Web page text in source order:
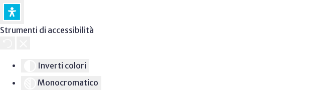
Strumenti di accessibilità
Inverti colori
Monocromatico